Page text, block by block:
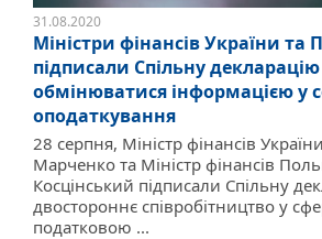
31.08.2020
Міністри фінансів України та
підписали Спільну
обмінюватися інформацією у
оподаткування
28 серпня, Міністр фінансів
Марченко та Міністр фінансів
Косцінський підписали Спільну
двостороннє співробітництво у
податковою ...